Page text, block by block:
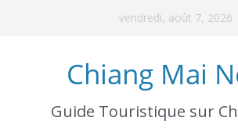
vendredi, août 7, 2026
Chiang Mai
Guide Touristique sur